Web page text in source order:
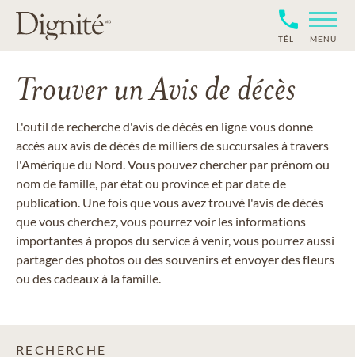
TÉL MENU
Trouver un Avis de décès
L'outil de recherche d'avis de décès en ligne vous donne
accès aux avis de décès de milliers de succursales à travers
l'Amérique du Nord. Vous pouvez chercher par prénom ou
nom de famille, par état ou province et par date de
publication. Une fois que vous avez trouvé l'avis de décès
que vous cherchez, vous pourrez voir les informations
importantes à propos du service à venir, vous pourrez aussi
partager des photos ou des souvenirs et envoyer des fleurs
ou des cadeaux à la famille.
RECHERCHE